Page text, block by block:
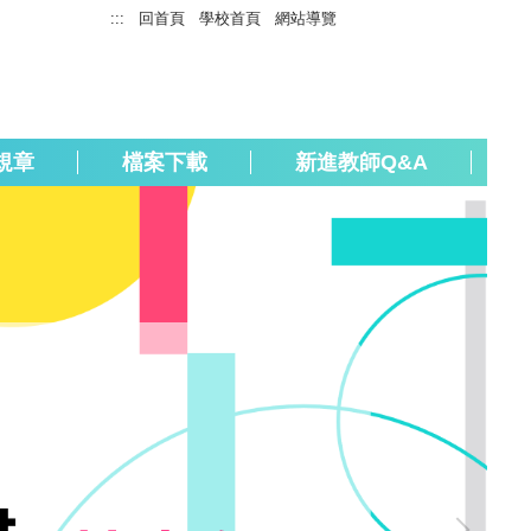
::: 回首頁 學校首頁 網站導覽
章 檔案下載 新進教師Q&A